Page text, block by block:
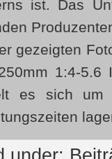
ist. Das
gezeigten
1:4-5.6
es sich